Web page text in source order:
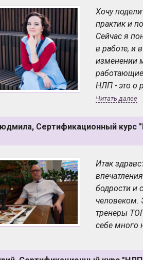
Хочу
практик и
Сейчас я
в работе, и
изменении
НЛП - это о
Прошедшие
приятно
очередной
Я считаю,
своей
другом. Я
всем.
Читать далее
Сертификационный курс
Итак
бодрости и
человеком.
тренеры
себе много